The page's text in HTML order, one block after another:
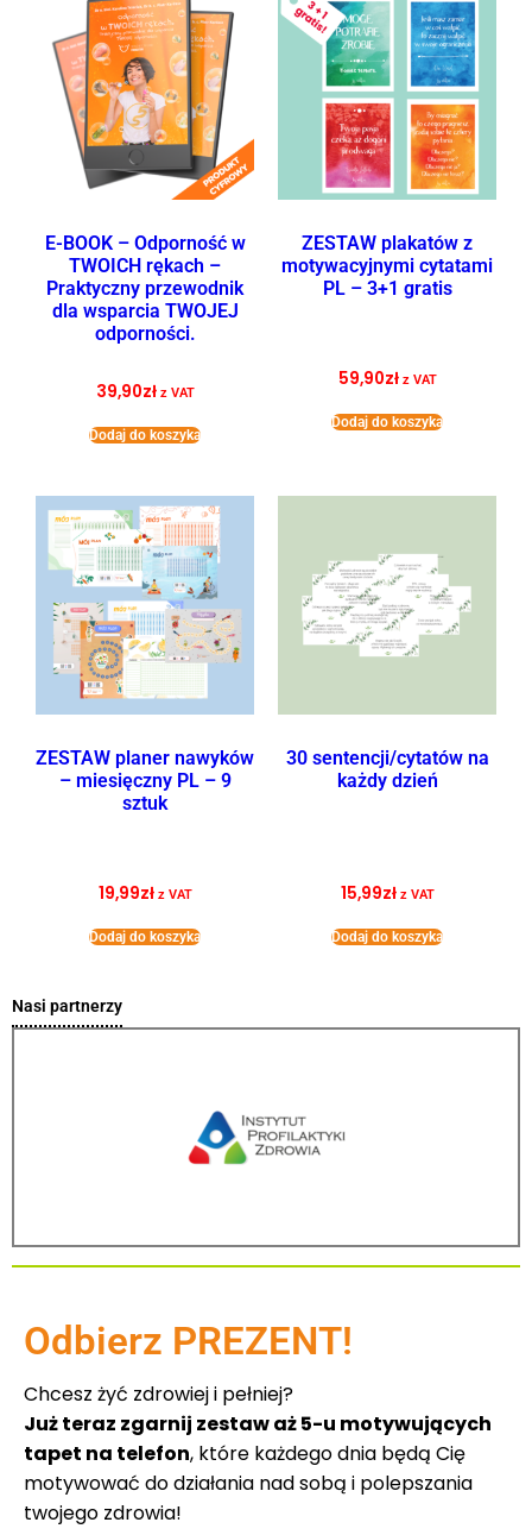
E-BOOK – Odporność w
TWOICH rękach –
Praktyczny przewodnik
dla wsparcia TWOJEJ
odporności.
39,90zł z VAT
Dodaj do koszyka
ZESTAW plakatów z
motywacyjnymi cytatami
PL – 3+1 gratis
59,90zł z VAT
Dodaj do koszyka
ZESTAW planer nawyków
– miesięczny PL – 9
sztuk
19,99zł z VAT
Dodaj do koszyka
30 sentencji/cytatów na
każdy dzień
15,99zł z VAT
Dodaj do koszyka
Nasi partnerzy
Odbierz PREZENT!
Chcesz żyć zdrowiej i pełniej?
Już teraz zgarnij zestaw aż 5-u motywujących
tapet na telefon, które każdego dnia będą Cię
motywować do działania nad sobą i polepszania
twojego zdrowia!